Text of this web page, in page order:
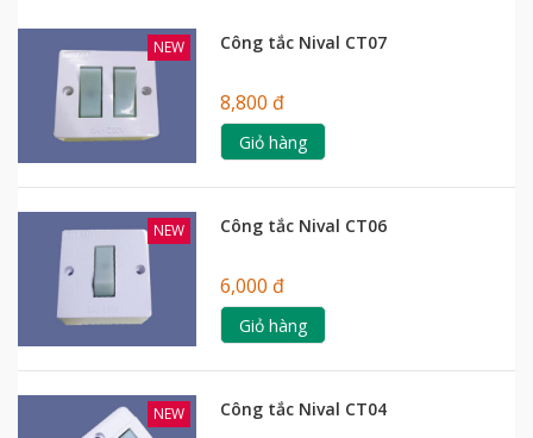
NEW Công tắc Nival CT07
8,800 đ
Giỏ hàng
NEW Công tắc Nival CT06
6,000 đ
Giỏ hàng
NEW Công tắc Nival CT04